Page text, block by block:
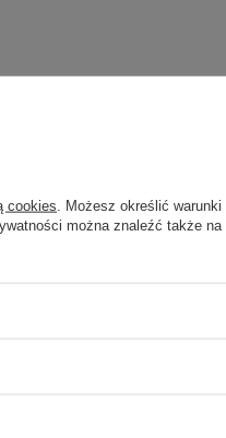
montuje się za pomocą
co zapewnia mocne
W zestawie
cookies . Możesz określić
można znaleźć także na